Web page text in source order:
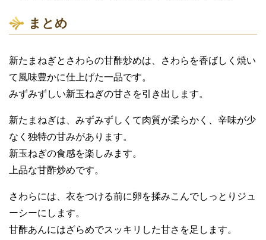
まとめ
新たまねぎとさわらの甘酢炒めは、さわらを香ばしく焼い
て風味豊かに仕上げた一品です。
みずみずしい新玉ねぎの甘さを引き出します。
新たまねぎは、みずみずしくて肉質が柔らかく、辛味が少
なく独特の甘みがあります。
新玉ねぎの食感を楽しみます。
上品な甘酢炒めです。
さわらには、衣をつける前に卵を揉みこんでしっとりジュ
ーシーにします。
甘酢あんにはざらめでスッキリした甘さを足します。